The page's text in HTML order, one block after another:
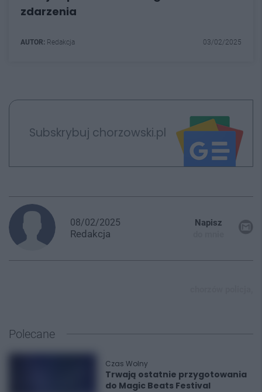
zdarzenia
AUTOR: Redakcja 03/02/2025
Subskrybuj chorzowski.pl
08/02/2025
Redakcja
Napisz
Polecane
Czas Wolny
Trwają ostatnie przygotowania
do Magic Beats Festival